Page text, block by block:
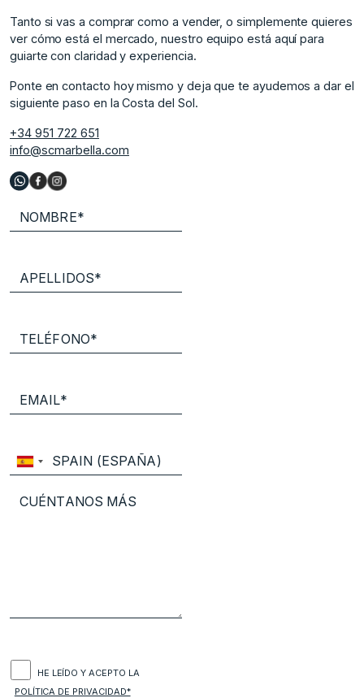
Tanto si vas a comprar como a vender, o simplemente quieres
ver cómo está el mercado, nuestro equipo está aquí para
guiarte con claridad y experiencia.
Ponte en contacto hoy mismo y deja que te ayudemos a dar el
siguiente paso en la Costa del Sol.
+34 951 722 651
info@scmarbella.com
HE LEÍDO Y ACEPTO LA
POLÍTICA DE PRIVACIDAD*